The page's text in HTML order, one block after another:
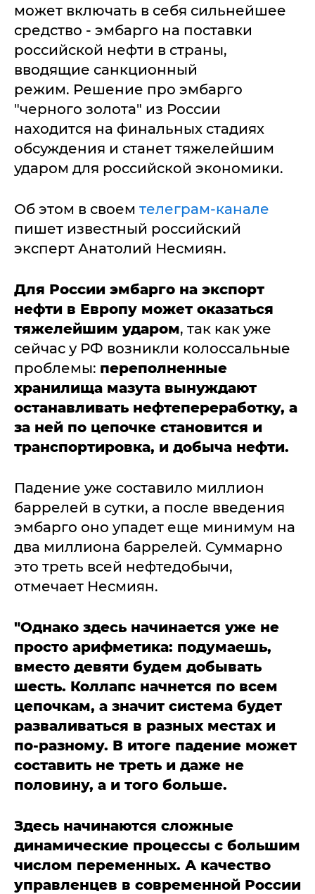
может включать в себя сильнейшее
средство - эмбарго на поставки
российской нефти в страны,
вводящие санкционный
режим. Решение про эмбарго
"черного золота" из России
находится на финальных стадиях
обсуждения и станет тяжелейшим
ударом для российской экономики.
Об этом в своем телеграм-канале
пишет известный российский
эксперт Анатолий Несмиян.
Для России эмбарго на экспорт
нефти в Европу может оказаться
тяжелейшим ударом, так как уже
сейчас у РФ возникли колоссальные
проблемы: переполненные
хранилища мазута вынуждают
останавливать нефтепереработку, а
за ней по цепочке становится и
транспортировка, и добыча нефти.
Падение уже составило миллион
баррелей в сутки, а после введения
эмбарго оно упадет еще минимум на
два миллиона баррелей. Суммарно
это треть всей нефтедобычи,
отмечает Несмиян.
"Однако здесь начинается уже не
просто арифметика: подумаешь,
вместо девяти будем добывать
шесть. Коллапс начнется по всем
цепочкам, а значит система будет
разваливаться в разных местах и
по-разному. В итоге падение может
составить не треть и даже не
половину, а и того больше.
Здесь начинаются сложные
динамические процессы с большим
числом переменных. А качество
управленцев в современной России